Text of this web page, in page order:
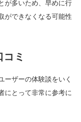
が多いため、早めに行
ができなくなる可能性
ミ
ーザーの体験談をいく
にとって非常に参考に